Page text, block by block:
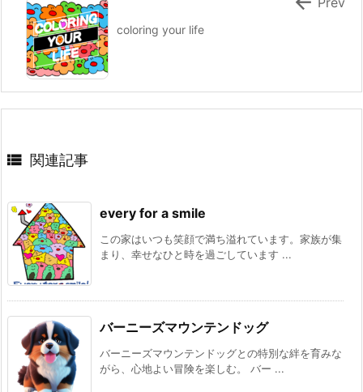
coloring your life
 関連記事
every for a smile
この家はいつも笑顔で満ち溢れています。家族が集
まり、幸せなひと時を過ごしています ...
バーニーズマウンテンドッグ
バーニーズマウンテンドッグとの特別な絆を育みな
がら、心地よい冒険を楽しむ。 バー ...